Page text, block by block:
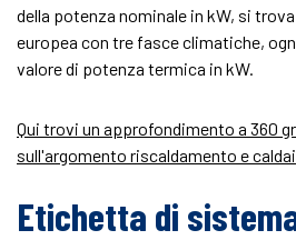
della potenza nominale in kW, si
europea con tre fasce climatiche,
valore di potenza termica in kW.
Qui trovi un approfondimento a 360
sull'argomento riscaldamento e
Etichetta di